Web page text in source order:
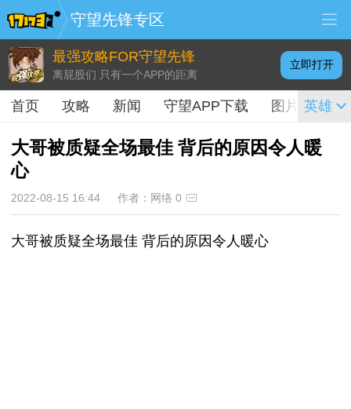
守望先锋专区
最强攻略FOR守望先锋
离屁股们 只有一个APP的距离
立即打开
首页 攻略 新闻 守望APP下载 图片 视频
英雄
大哥被质疑全场最佳 背后的原因令人暖
心
2022-08-15 16:44 作者：网络 0
大哥被质疑全场最佳 背后的原因令人暖心